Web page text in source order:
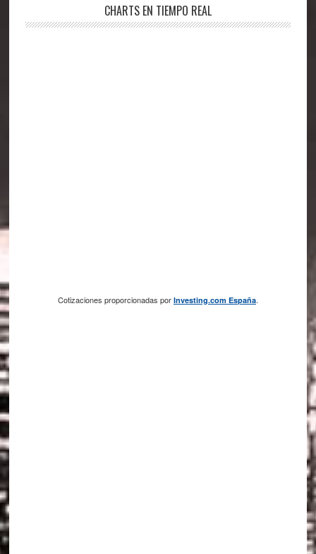
CHARTS EN TIEMPO REAL
Cotizaciones proporcionadas por Investing.com España.